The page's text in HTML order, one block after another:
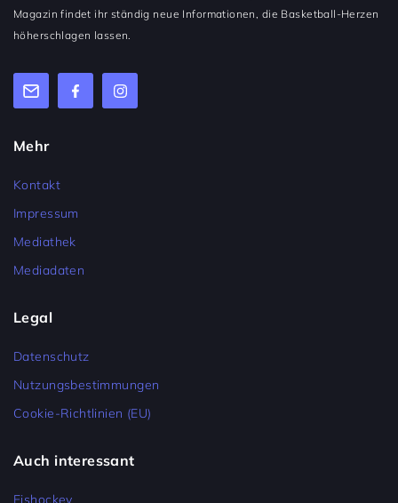
Magazin findet ihr ständig neue Informationen, die Basketball-Herzen
höherschlagen lassen.
Mehr
Kontakt
Impressum
Mediathek
Mediadaten
Legal
Datenschutz
Nutzungsbestimmungen
Cookie-Richtlinien (EU)
Auch interessant
Eishockey